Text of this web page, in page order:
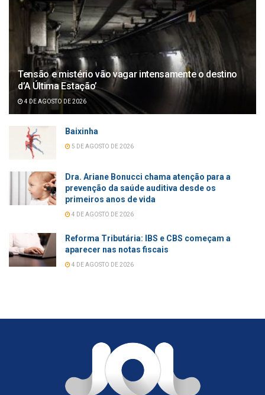
Tensão e mistério vão vagar intensamente o destino
d’A Última Estação’
4 DE AGOSTO DE 2026
Baixinha
5 DE AGOSTO DE 2026
Dra. Ariane Bonucci chama atenção para a
prevenção da saúde auditiva desde os
primeiros anos de vida
4 DE AGOSTO DE 2026
Reforma Tributária: IBS e CBS começam a
aparecer nas notas fiscais
4 DE AGOSTO DE 2026